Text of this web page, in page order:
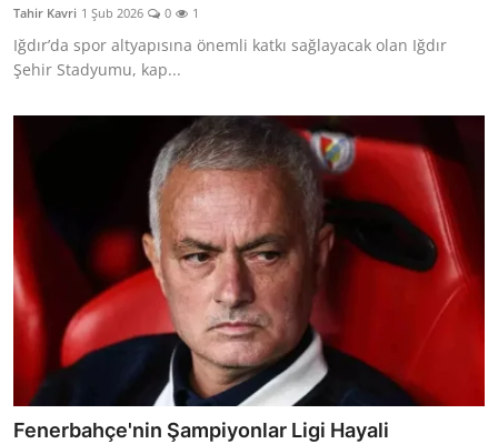
Tahir Kavri 1 Şub 2026 0 1
Iğdır’da spor altyapısına önemli katkı sağlayacak olan Iğdır
Şehir Stadyumu, kap...
Fenerbahçe'nin Şampiyonlar Ligi Hayali